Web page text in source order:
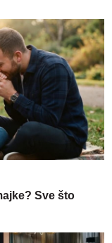
Sve što